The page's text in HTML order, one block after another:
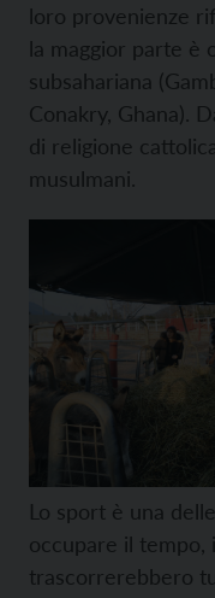
loro provenienze
la maggior parte è
subsahariana
Conakry, Ghana).
di religione
musulmani.
Lo sport è una
occupare il
trascorrerebbero